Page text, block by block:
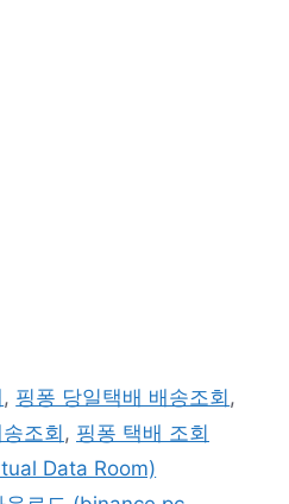
, 핑퐁 당일택배 배송조회 ,
조회 , 핑퐁 택배 조회
Data Room)